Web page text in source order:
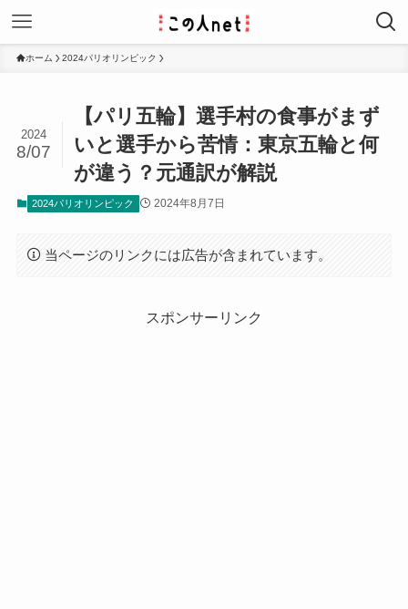
ホーム 2024パリオリンピック
【パリ五輪】選手村の食事がまず
いと選手から苦情：東京五輪と何
が違う？元通訳が解説
2024
8/07
2024パリオリンピック 2024年8月7日
当ページのリンクには広告が含まれています。
スポンサーリンク